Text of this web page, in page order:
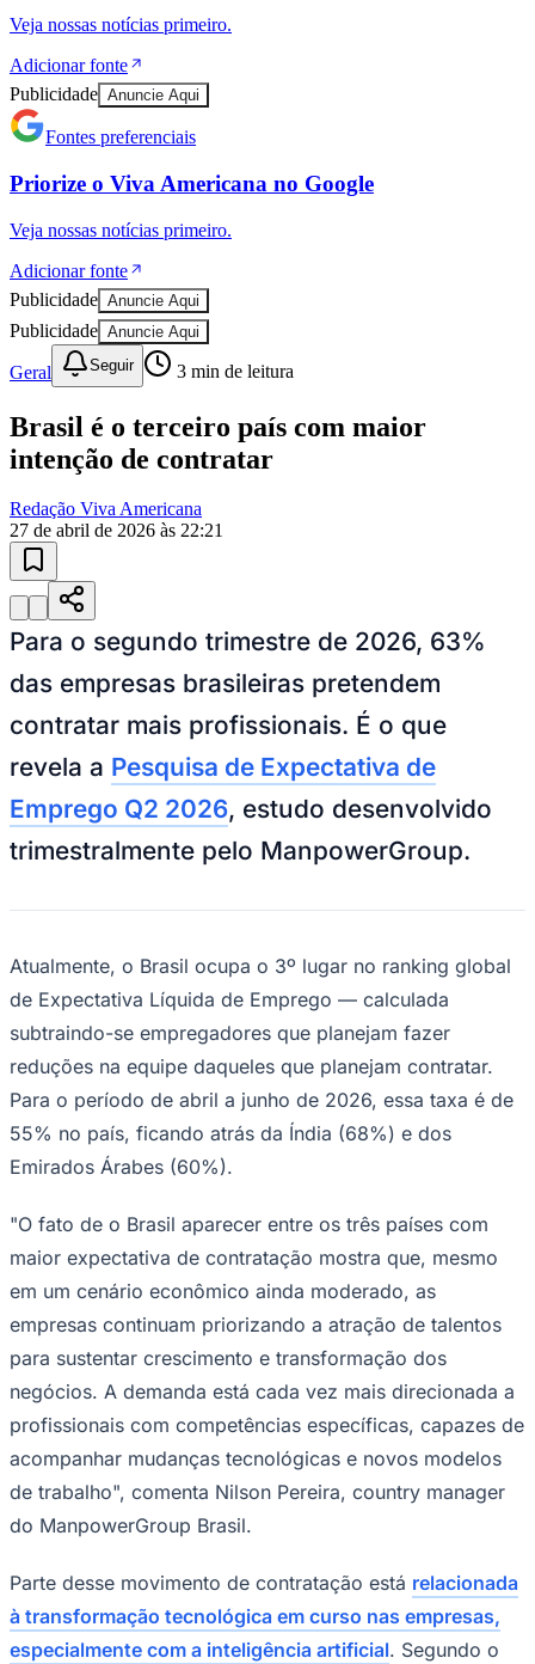
Vitória
Sport
Veja nossas notícias primeiro.
Adicionar fonte
Publicidade Anuncie Aqui
Fontes preferenciais
Priorize o Viva Americana no Google
Veja nossas notícias primeiro.
Adicionar fonte
Publicidade Anuncie Aqui
Publicidade Anuncie Aqui
Geral Seguir 3 min de leitura
Brasil é o terceiro país com maior
intenção de contratar
Redação Viva Americana
27 de abril de 2026 às 22:21
Para o segundo trimestre de 2026, 63%
das empresas brasileiras pretendem
contratar mais profissionais. É o que
revela a Pesquisa de Expectativa de
Emprego Q2 2026, estudo desenvolvido
trimestralmente pelo ManpowerGroup.
Atualmente, o Brasil ocupa o 3º lugar no ranking global
de Expectativa Líquida de Emprego — calculada
subtraindo-se empregadores que planejam fazer
reduções na equipe daqueles que planejam contratar.
Para o período de abril a junho de 2026, essa taxa é de
55% no país, ficando atrás da Índia (68%) e dos
Emirados Árabes (60%).
"O fato de o Brasil aparecer entre os três países com
maior expectativa de contratação mostra que, mesmo
em um cenário econômico ainda moderado, as
empresas continuam priorizando a atração de talentos
para sustentar crescimento e transformação dos
negócios. A demanda está cada vez mais direcionada a
profissionais com competências específicas, capazes de
acompanhar mudanças tecnológicas e novos modelos
de trabalho", comenta Nilson Pereira, country manager
do ManpowerGroup Brasil.
Parte desse movimento de contratação está relacionada
à transformação tecnológica em curso nas empresas,
especialmente com a inteligência artificial. Segundo o